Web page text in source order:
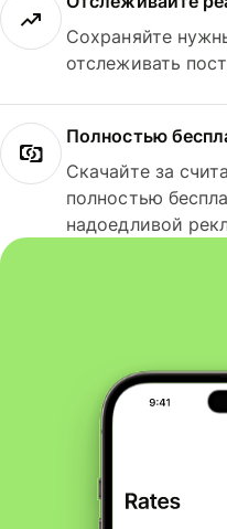
Сохраняйте
отслеживать
Полностью
Скачайте за
полностью
надоедливой